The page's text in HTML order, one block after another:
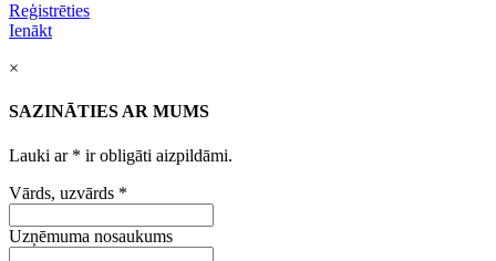
Reģistrēties
Ienākt
×
SAZINĀTIES AR MUMS
Lauki ar * ir obligāti aizpildāmi.
Vārds, uzvārds *
Uzņēmuma nosaukums